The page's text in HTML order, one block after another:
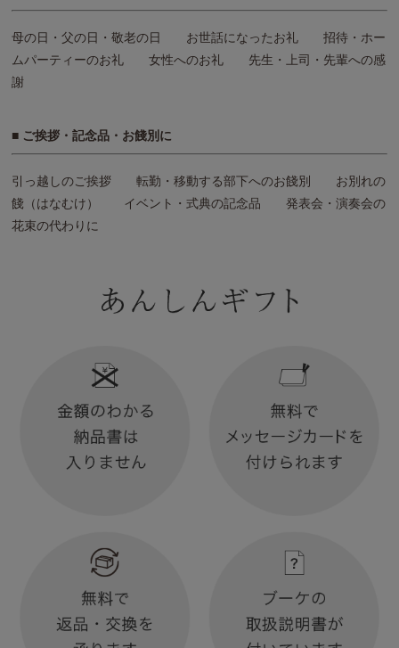
母の日・父の日・敬老の日 お世話になったお礼 招待・ホー
ムパーティーのお礼 女性へのお礼 先生・上司・先輩への感
謝
■ ご挨拶・記念品・お餞別に
引っ越しのご挨拶 転勤・移動する部下へのお餞別 お別れの
餞（はなむけ） イベント・式典の記念品 発表会・演奏会の
花束の代わりに